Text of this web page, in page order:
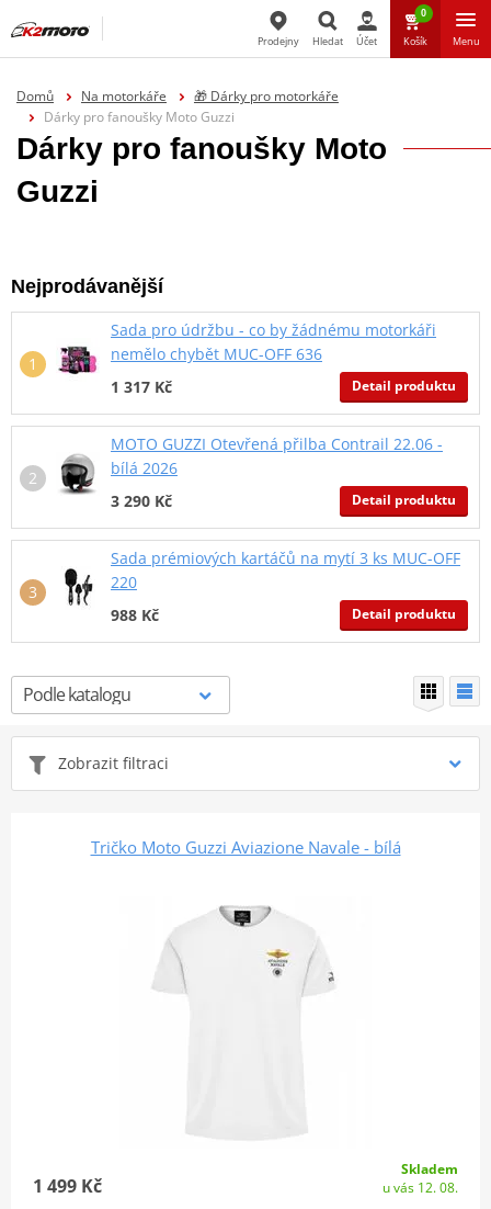
Prodejny Hledat Účet
0
Košík Menu
Domů Na motorkáře
🎁 Dárky pro motorkáře
Dárky pro fanoušky Moto Guzzi
Dárky pro fanoušky Moto
Guzzi
Nejprodávanější
Sada pro údržbu - co by žádnému motorkáři
nemělo chybět MUC-OFF 636
1 317 Kč
Detail produktu
MOTO GUZZI Otevřená přilba Contrail 22.06 -
bílá 2026
3 290 Kč
Detail produktu
Sada prémiových kartáčů na mytí 3 ks MUC-OFF
220
988 Kč
Detail produktu
Zobrazit filtraci
Tričko Moto Guzzi Aviazione Navale - bílá
1 499 Kč
Skladem
u vás 12. 08.